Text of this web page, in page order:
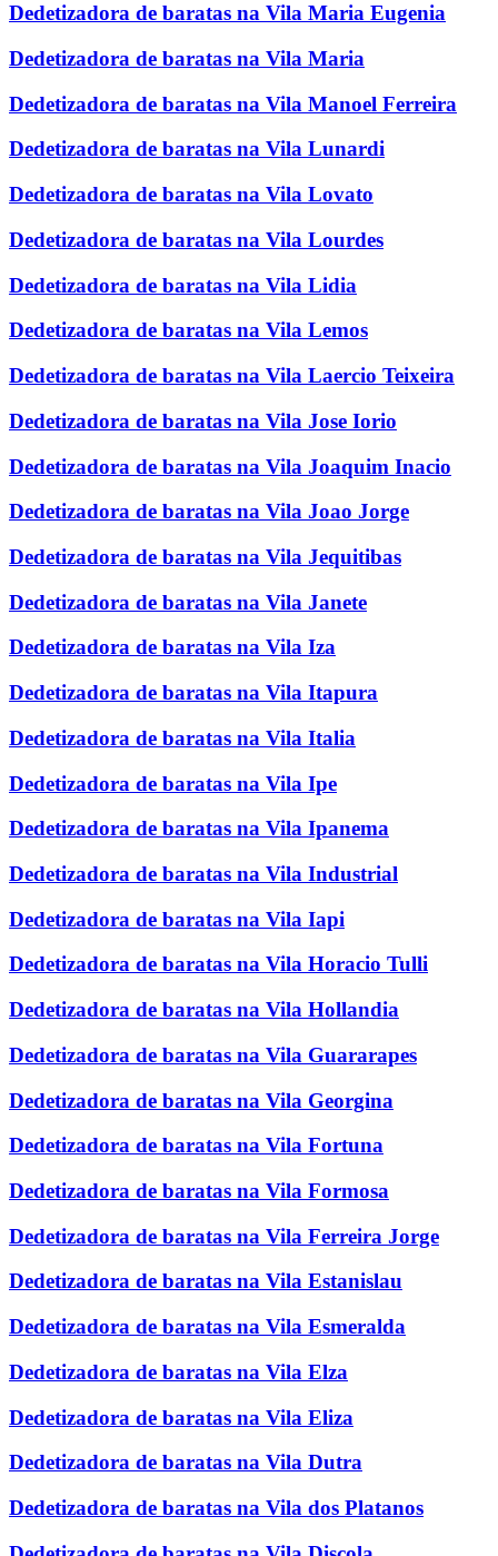
Dedetizadora de baratas na Vila Maria Eugenia
Dedetizadora de baratas na Vila Maria
Dedetizadora de baratas na Vila Manoel Ferreira
Dedetizadora de baratas na Vila Lunardi
Dedetizadora de baratas na Vila Lovato
Dedetizadora de baratas na Vila Lourdes
Dedetizadora de baratas na Vila Lidia
Dedetizadora de baratas na Vila Lemos
Dedetizadora de baratas na Vila Laercio Teixeira
Dedetizadora de baratas na Vila Jose Iorio
Dedetizadora de baratas na Vila Joaquim Inacio
Dedetizadora de baratas na Vila Joao Jorge
Dedetizadora de baratas na Vila Jequitibas
Dedetizadora de baratas na Vila Janete
Dedetizadora de baratas na Vila Iza
Dedetizadora de baratas na Vila Itapura
Dedetizadora de baratas na Vila Italia
Dedetizadora de baratas na Vila Ipe
Dedetizadora de baratas na Vila Ipanema
Dedetizadora de baratas na Vila Industrial
Dedetizadora de baratas na Vila Iapi
Dedetizadora de baratas na Vila Horacio Tulli
Dedetizadora de baratas na Vila Hollandia
Dedetizadora de baratas na Vila Guararapes
Dedetizadora de baratas na Vila Georgina
Dedetizadora de baratas na Vila Fortuna
Dedetizadora de baratas na Vila Formosa
Dedetizadora de baratas na Vila Ferreira Jorge
Dedetizadora de baratas na Vila Estanislau
Dedetizadora de baratas na Vila Esmeralda
Dedetizadora de baratas na Vila Elza
Dedetizadora de baratas na Vila Eliza
Dedetizadora de baratas na Vila Dutra
Dedetizadora de baratas na Vila dos Platanos